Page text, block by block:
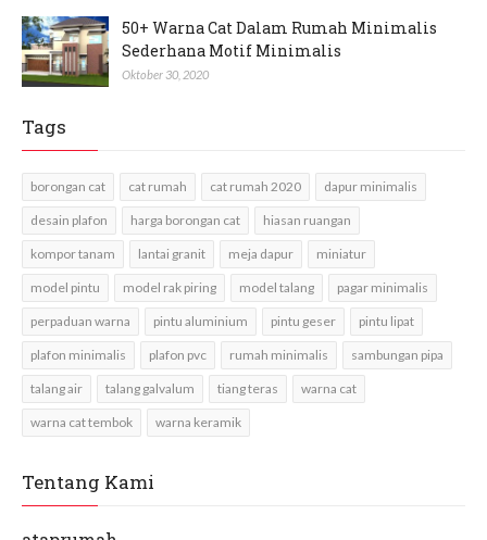
50+ Warna Cat Dalam Rumah Minimalis
Sederhana Motif Minimalis
Oktober 30, 2020
Tags
borongan cat cat rumah cat rumah 2020 dapur minimalis
desain plafon harga borongan cat hiasan ruangan
kompor tanam lantai granit meja dapur miniatur
model pintu model rak piring model talang pagar minimalis
perpaduan warna pintu aluminium pintu geser pintu lipat
plafon minimalis plafon pvc rumah minimalis sambungan pipa
talang air talang galvalum tiang teras warna cat
warna cat tembok warna keramik
Tentang Kami